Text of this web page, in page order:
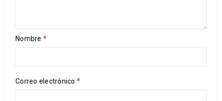
Nombre *
Correo electrónico *